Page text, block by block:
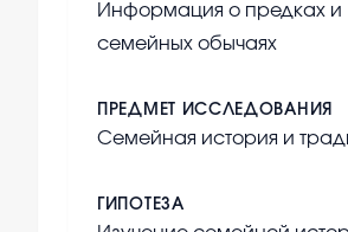
Информация о предках и
семейных обычаях
ПРЕДМЕТ ИССЛЕДОВАНИЯ
Семейная история и
ГИПОТЕЗА